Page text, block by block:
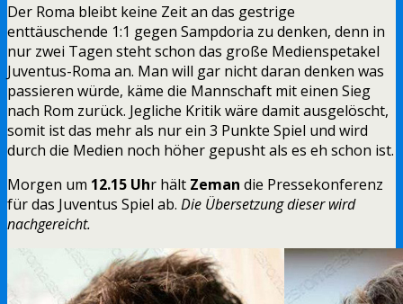
Der Roma bleibt keine Zeit an das gestrige
enttäuschende 1:1 gegen Sampdoria zu denken, denn in
nur zwei Tagen steht schon das große Medienspetakel
Juventus-Roma an. Man will gar nicht daran denken was
passieren würde, käme die Mannschaft mit einen Sieg
nach Rom zurück. Jegliche Kritik wäre damit ausgelöscht,
somit ist das mehr als nur ein 3 Punkte Spiel und wird
durch die Medien noch höher gepusht als es eh schon ist.
Morgen um 12.15 Uhr hält Zeman die Pressekonferenz
für das Juventus Spiel ab. Die Übersetzung dieser wird
nachgereicht.